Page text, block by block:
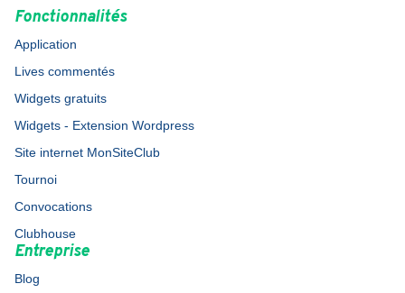
Fonctionnalités
Application
Lives commentés
Widgets gratuits
Widgets - Extension Wordpress
Site internet MonSiteClub
Tournoi
Convocations
Clubhouse
Entreprise
Blog